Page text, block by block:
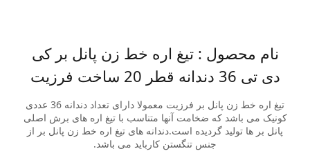
نام محصول : تیغ اره خط زن پانل بر کی
دی تی 36 دندانه قطر 20 ساخت فرزیت
تیغ اره خط زن پانل بر فرزیت معمولا دارای تعداد دندانه 36 عددی
کونیک می باشد که ضخامت آنها متناسب با تیغ اره های برش اصلی
پانل بر ها تولید گردیده است.دندانه های تیغ اره خط زن پانل بر از
جنس تنگستن کارباید می باشد.